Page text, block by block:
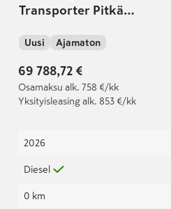
Transporter Pitkä
TDI 125kW 4Motion,
Automaatti
Uusi Ajamaton
69 788,72 €
Osamaksu alk. 758 €/kk
Yksityisleasing alk. 853 €/kk
2026
Diesel
0 km